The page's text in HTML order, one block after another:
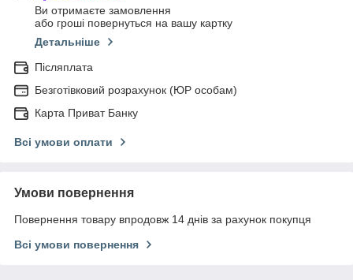
Ви отримаєте замовлення
або гроші повернуться на вашу картку
Детальніше
Післяплата
Безготівковий розрахунок (ЮР особам)
Карта Приват Банку
Всі умови оплати
Умови повернення
Повернення товару впродовж 14 днів за рахунок покупця
Всі умови повернення